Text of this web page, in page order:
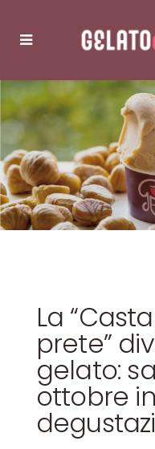
La
prete”
gelato:
ottobre in